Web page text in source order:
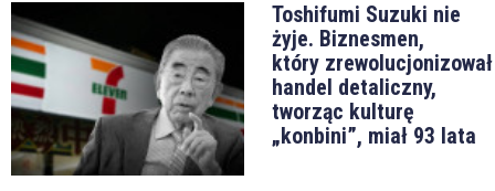
Toshifumi Suzuki nie
żyje. Biznesmen,
który zrewolucjonizował
handel detaliczny,
tworząc kulturę
„konbini”, miał 93 lata